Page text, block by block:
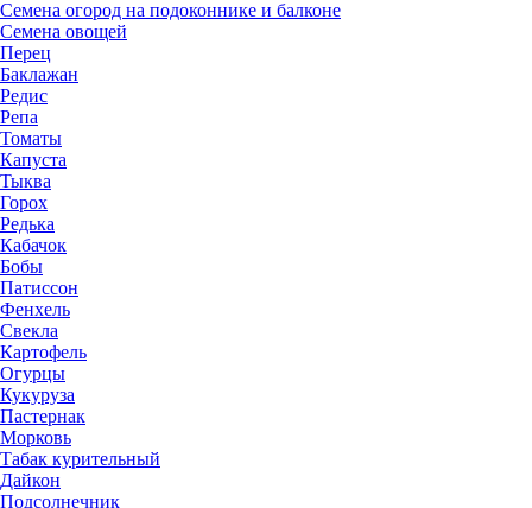
Семена огород на подоконнике и балконе
Семена овощей
Перец
Баклажан
Редис
Репа
Томаты
Капуста
Тыква
Горох
Редька
Кабачок
Бобы
Патиссон
Фенхель
Свекла
Картофель
Огурцы
Кукуруза
Пастернак
Морковь
Табак курительный
Дайкон
Подсолнечник